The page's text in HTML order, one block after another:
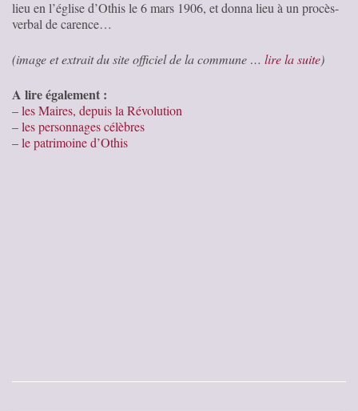
lieu en l’église d’Othis le 6 mars 1906, et donna lieu à un procès-
verbal de carence…
(image et extrait du site officiel de la commune … lire la suite)
A lire également :
–les Maires, depuis la Révolution
–les personnages célèbres
–le patrimoine d’Othis